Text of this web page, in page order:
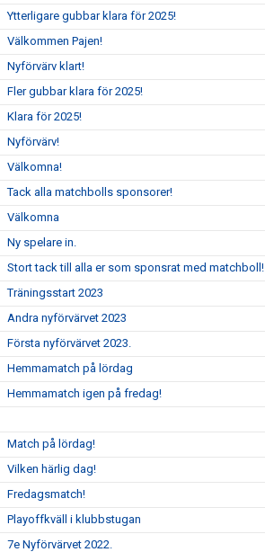
Ytterligare gubbar klara för 2025!
Välkommen Pajen!
Nyförvärv klart!
Fler gubbar klara för 2025!
Klara för 2025!
Nyförvärv!
Välkomna!
Tack alla matchbolls sponsorer!
Välkomna
Ny spelare in.
Stort tack till alla er som sponsrat med matchboll!
Träningsstart 2023
Andra nyförvärvet 2023
Första nyförvärvet 2023.
Hemmamatch på lördag
Hemmamatch igen på fredag!
Match på lördag!
Vilken härlig dag!
Fredagsmatch!
Playoffkväll i klubbstugan
7e Nyförvärvet 2022.